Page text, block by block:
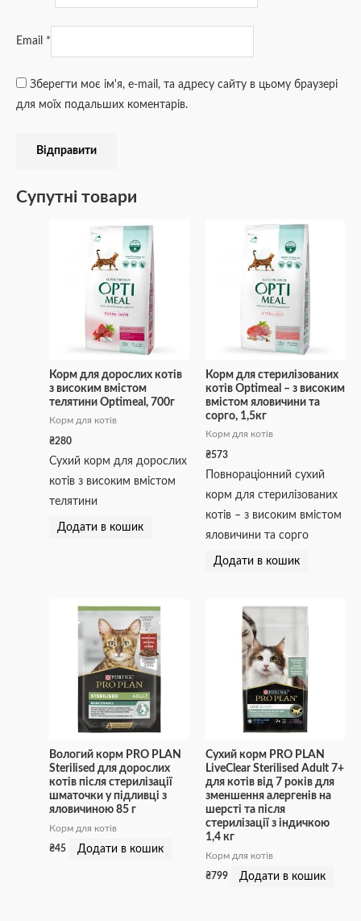
Email *
Зберегти моє ім'я, e-mail, та адресу сайту в цьому браузері
для моїх подальших коментарів.
Супутні товари
Корм для дорослих котів
з високим вмістом
телятини Optimeal, 700г
Корм для котів
₴280
Сухий корм для дорослих
котів з високим вмістом
телятини
Додати в кошик
Корм для стерилізованих
котів Optimeal – з високим
вмістом яловичини та
сорго, 1,5кг
Корм для котів
₴573
Повнораціонний сухий
корм для стерилізованих
котів – з високим вмістом
яловичини та сорго
Додати в кошик
Вологий корм PRO PLAN
Sterilised для дорослих
котів після стерилізації
шматочки у підливці з
яловичиною 85 г
Корм для котів
₴45 Додати в кошик
Сухий корм PRO PLAN
LiveClear Sterilised Adult 7+
для котів від 7 років для
зменшення алергенів на
шерсті та після
стерилізації з індичкою
1,4 кг
Корм для котів
₴799 Додати в кошик